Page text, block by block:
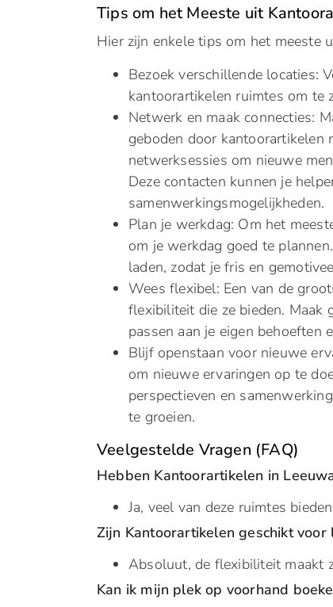
Tips om het Meeste uit
Hier zijn enkele tips om het meeste
Bezoek verschillende locaties:
kantoorartikelen ruimtes om te
Netwerk en maak connecties:
geboden door kantoorartikelen
netwerksessies om nieuwe
Deze contacten kunnen je
samenwerkingsmogelijkheden.
Plan je werkdag: Om het
om je werkdag goed te
laden, zodat je fris en
Wees flexibel: Een van de
flexibiliteit die ze bieden. Maak
passen aan je eigen behoeften
Blijf openstaan voor nieuwe
om nieuwe ervaringen op te
perspectieven en
te groeien.
Veelgestelde Vragen (FAQ)
Hebben Kantoorartikelen in
Ja, veel van deze ruimtes
Zijn Kantoorartikelen geschikt
Absoluut, de flexibiliteit maakt
Kan ik mijn plek op voorhand